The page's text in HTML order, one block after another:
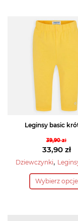
Leginsy basic
39,90zł
cena
39,90
33,90 zł
cena
Dziewczynki,
Wybierz opcje
Ten